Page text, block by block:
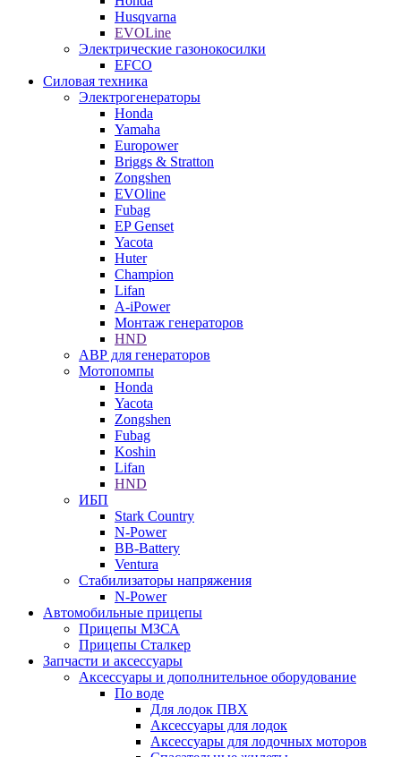
Husqvarna
EVOLine
Электрические газонокосилки
EFCO
Силовая техника
Электрогенераторы
Honda
Yamaha
Europower
Briggs & Stratton
Zongshen
EVOline
Fubag
EP Genset
Yacota
Huter
Champion
Lifan
A-iPower
Монтаж генераторов
HND
АВР для генераторов
Мотопомпы
Honda
Yacota
Zongshen
Fubag
Koshin
Lifan
HND
ИБП
Stark Country
N-Power
BB-Battery
Ventura
Стабилизаторы напряжения
N-Power
Автомобильные прицепы
Прицепы МЗСА
Прицепы Сталкер
Запчасти и аксессуары
Аксессуары и дополнительное оборудование
По воде
Для лодок ПВХ
Аксессуары для лодок
Аксессуары для лодочных моторов